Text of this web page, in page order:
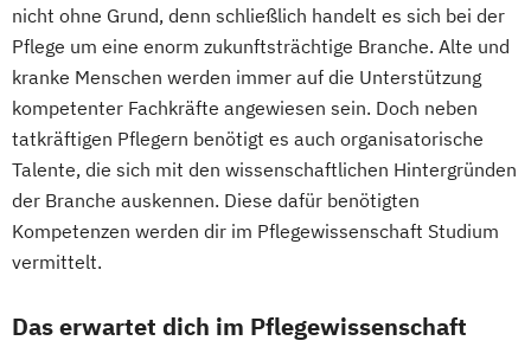
nicht ohne Grund, denn schließlich handelt es sich bei der
Pflege um eine enorm zukunftsträchtige Branche. Alte und
kranke Menschen werden immer auf die Unterstützung
kompetenter Fachkräfte angewiesen sein. Doch neben
tatkräftigen Pflegern benötigt es auch organisatorische
Talente, die sich mit den wissenschaftlichen Hintergründen
der Branche auskennen. Diese dafür benötigten
Kompetenzen werden dir im Pflegewissenschaft Studium
vermittelt.
Das erwartet dich im Pflegewissenschaft